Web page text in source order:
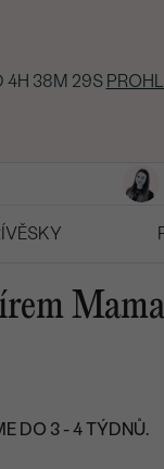
4H 38M 28S
DO 3 - 4 TÝDNŮ.